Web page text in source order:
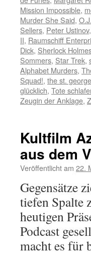
Mission Impossible,
Murder She Said,
Sellers, Peter Ustinov,
II, Raumschiff
Dick, Sherlock
Sommers, Star Trek,
Alphabet Murders,
Squad!, the st.
glücklich, Tote
Zeugin der Anklage,
Kultfilm
aus dem
Veröffentlicht am 22.
Gegensätze
tiefen Spalte
heutigen
Podcast
macht es für